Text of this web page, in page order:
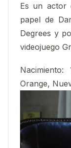
Es un actor
papel de
Degrees y
videojuego
Nacimiento:
Orange,